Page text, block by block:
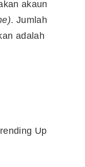
akaun
. Jumlah
adalah
Up